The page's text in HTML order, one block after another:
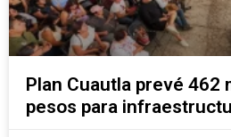
Plan Cuautla prevé 462
pesos para